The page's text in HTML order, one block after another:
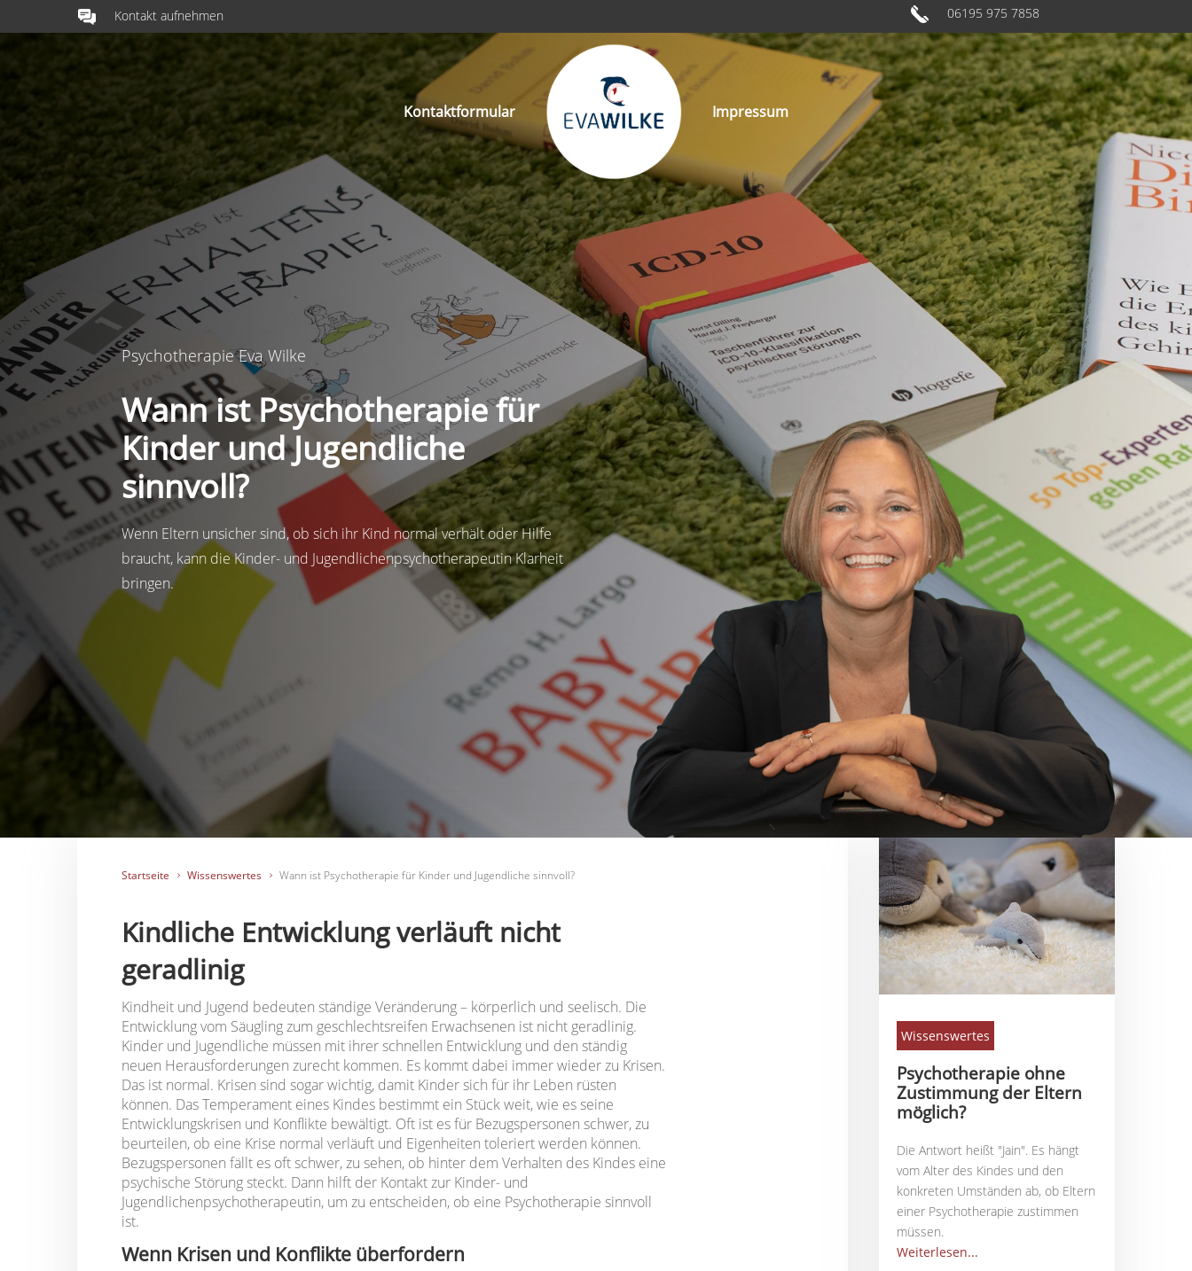
Kontakt aufnehmen 06195 975 7858
Kontaktformular Impressum
Psychotherapie Eva Wilke
Wann ist Psychotherapie für
Kinder und Jugendliche
sinnvoll?
Wenn Eltern unsicher sind, ob sich ihr Kind normal verhält oder Hilfe
braucht, kann die Kinder- und Jugendlichenpsychotherapeutin Klarheit
bringen.
Startseite Wissenswertes Wann ist Psychotherapie für Kinder und Jugendliche sinnvoll?
Kindliche Entwicklung verläuft nicht
geradlinig
Kindheit und Jugend bedeuten ständige Veränderung – körperlich und seelisch. Die
Entwicklung vom Säugling zum geschlechtsreifen Erwachsenen ist nicht geradlinig.
Kinder und Jugendliche müssen mit ihrer schnellen Entwicklung und den ständig
neuen Herausforderungen zurecht kommen. Es kommt dabei immer wieder zu Krisen.
Das ist normal. Krisen sind sogar wichtig, damit Kinder sich für ihr Leben rüsten
können. Das Temperament eines Kindes bestimmt ein Stück weit, wie es seine
Entwicklungskrisen und Konflikte bewältigt. Oft ist es für Bezugspersonen schwer, zu
beurteilen, ob eine Krise normal verläuft und Eigenheiten toleriert werden können.
Bezugspersonen fällt es oft schwer, zu sehen, ob hinter dem Verhalten des Kindes eine
psychische Störung steckt. Dann hilft der Kontakt zur Kinder- und
Jugendlichenpsychotherapeutin, um zu entscheiden, ob eine Psychotherapie sinnvoll
ist.
Wenn Krisen und Konflikte überfordern
Wissenswertes
Psychotherapie ohne
Zustimmung der Eltern
möglich?
Die Antwort heißt "Jain". Es hängt
vom Alter des Kindes und den
konkreten Umständen ab, ob Eltern
einer Psychotherapie zustimmen
müssen.
Weiterlesen...